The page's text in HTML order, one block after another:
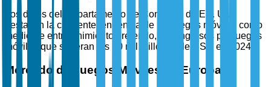
Los datos del Departamento de Comercio de EE. UU.
destacan la creciente tendencia de los juegos móviles como
medio de entretenimiento preferido, con ingresos por juegos
móviles que superan los 20 mil millones de USD en 2024.
Mercado de Juegos Móviles en Europa